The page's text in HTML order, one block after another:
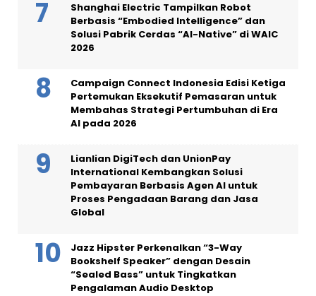
Shanghai Electric Tampilkan Robot
Berbasis “Embodied Intelligence” dan
Solusi Pabrik Cerdas “AI-Native” di WAIC
2026
Campaign Connect Indonesia Edisi Ketiga
Pertemukan Eksekutif Pemasaran untuk
Membahas Strategi Pertumbuhan di Era
AI pada 2026
Lianlian DigiTech dan UnionPay
International Kembangkan Solusi
Pembayaran Berbasis Agen AI untuk
Proses Pengadaan Barang dan Jasa
Global
Jazz Hipster Perkenalkan “3-Way
Bookshelf Speaker” dengan Desain
“Sealed Bass” untuk Tingkatkan
Pengalaman Audio Desktop